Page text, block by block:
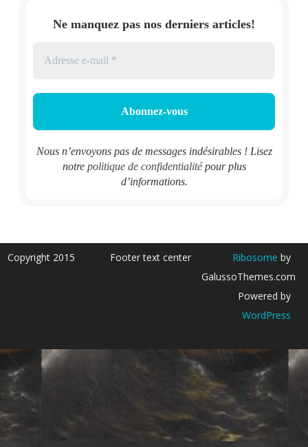
Ne manquez pas nos derniers articles!
Nous n’envoyons pas de messages indésirables ! Lisez
notre politique de confidentialitépour plus
d’informations.
Copyright 2015 Footer text center Ribosome by
GalussoThemes.com
Powered by
WordPress